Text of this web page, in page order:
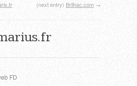
(next entry) Brilhac.com →
FD